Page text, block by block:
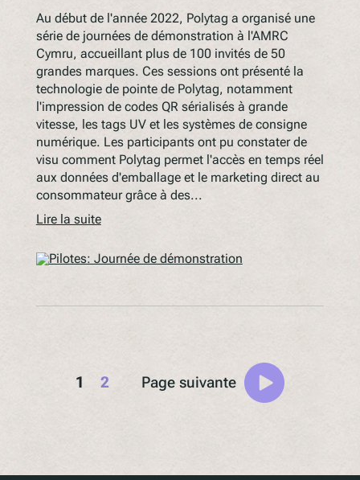
Au début de l'année 2022, Polytag a organisé une
série de journées de démonstration à l'AMRC
Cymru, accueillant plus de 100 invités de 50
grandes marques. Ces sessions ont présenté la
technologie de pointe de Polytag, notamment
l'impression de codes QR sérialisés à grande
vitesse, les tags UV et les systèmes de consigne
numérique. Les participants ont pu constater de
visu comment Polytag permet l'accès en temps réel
aux données d'emballage et le marketing direct au
consommateur grâce à des...
Lire la suite
1 2 Page suivante